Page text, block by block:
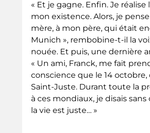
« Et je gagne. Enfin. Je réalise
mon existence. Alors, je
mère, à mon père, qui était
Munich », rembobine-t-il la
nouée. Et puis, une dernière
« Un ami, Franck, me fait
conscience que le 14 octobre,
Saint-Juste. Durant toute la
à ces mondiaux, je disais sans
la vie est juste… »